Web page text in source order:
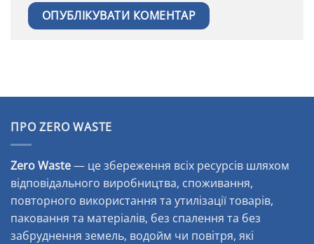
ПРО ZERO WASTE
Zero Waste— це збереження всіх ресурсів шляхом
відповідального виробництва, споживання,
повторного використання та утилізації товарів,
паковання та матеріалів, без спалення та без
забруднення земель, водойм чи повітря, які